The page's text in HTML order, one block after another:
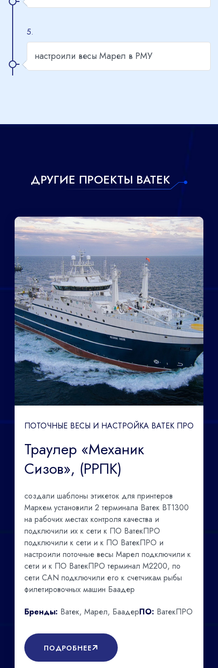
5.
настроили весы Марел в РМУ
ДРУГИЕ ПРОЕКТЫ ВАТЕК
ПОТОЧНЫЕ ВЕСЫ И НАСТРОЙКА ВАТЕК ПРО
Траулер «Механик
Сизов», (РРПК)
создали шаблоны этикеток для принтеров
Маркем установили 2 терминала Ватек ВТ1300
на рабочих местах контроля качества и
подключили их к сети к ПО ВатекПРО
подключили к сети и к ПО ВатекПРО и
настроили поточные весы Марел подключили к
сети и к ПО ВатекПРО терминал М2200, по
сети CAN подключили его к счетчикам рыбы
филетировочных машин Баадер
Бренды: Ватек, Марел, БаадерПО: ВатекПРО
ПОДРОБНЕЕ